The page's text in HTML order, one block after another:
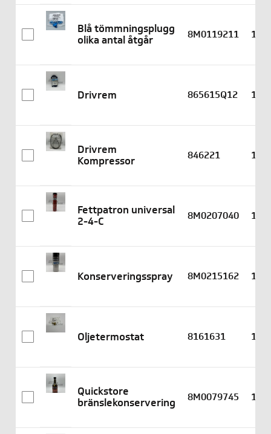
Blå tömmningsplugg
olika antal åtgår 8M0119211 1
Drivrem 865615Q12 1
Drivrem
Kompressor 846221 1
Fettpatron universal
2-4-C 8M0207040 1
Konserveringsspray 8M0215162 1
Oljetermostat 8161631 1
Quickstore
bränslekonservering 8M0079745 1